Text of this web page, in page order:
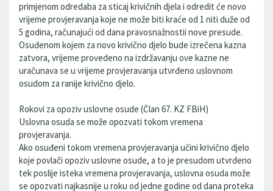
primjenom odredaba za sticaj krivičnih djela i odredit će novo
vrijeme provjeravanja koje ne može biti kraće od 1 niti duže od
5 godina, računajući od dana pravosnažnostii nove presude.
Osuđenom kojem za novo krivično djelo bude izrečena kazna
zatvora, vrijeme provedeno na izdržavanju ove kazne ne
uračunava se u vrijeme provjeravanja utvrđeno uslovnom
osudom za ranije krivično djelo.
Rokovi za opoziv uslovne osude (Član 67. KZ FBiH)
Uslovna osuda se može opozvati tokom vremena
provjeravanja.
Ako osuđeni tokom vremena provjeravanja učini krivično djelo
koje povlači opoziv uslovne osude, a to je presudom utvrđeno
tek poslije isteka vremena provjeravanja, uslovna osuda može
se opozvati najkasnije u roku od jedne godine od dana proteka